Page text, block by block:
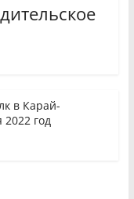
в Карай-
год